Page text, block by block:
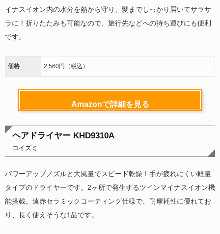
イナスイオン内の水分を熱から守り、髪までしっかり届いてサラサ
ラに！折りたたみも可能なので、旅行先などへの持ち運びにも便利
です。
価格 2,560円（税込）
Amazonで詳細を見る
ヘアドライヤー KHD9310A
コイズミ
パワーアップノズルと大風量でスピード乾燥！手が疲れにくい軽量
タイプのドライヤーです。2ヶ所で発生するツインマイナスイオン機
能搭載。遠赤セラミックコーティング仕様で、耐摩耗性に優れてお
り、長く使えそうな1品です。